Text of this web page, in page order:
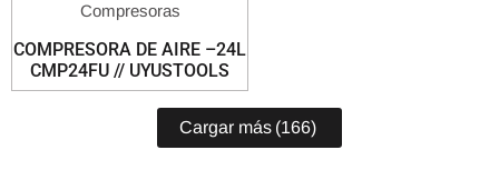
Compresoras
COMPRESORA DE AIRE –24L
CMP24FU // UYUSTOOLS
Cargar más (166)